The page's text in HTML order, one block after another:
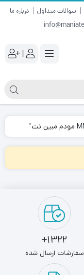
سوالات متداول درباره ما
|
1322+
سفارشات ارسال شده